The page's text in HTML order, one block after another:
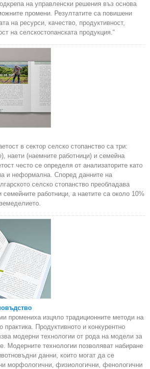
на управленски решения въз основа
промени. Резултатите са повишени
на ресурси, качество, продуктивност,
на селскостопанската продукция.“
в сектор селско стопанство са три:
наети (наемните работници) и семейна
често се определя от анализаторите като
и неформална. Според данните на
селско стопанство преобладава
работници, а наетите са около 10%
промениха изцяло традиционните методи на
практика. Продуктивното и конкурентно
модерни технологии от рода на модели за
Модерните технологии позволяват набиране
данни, които могат да се
морфологични, физиологични, фенологични